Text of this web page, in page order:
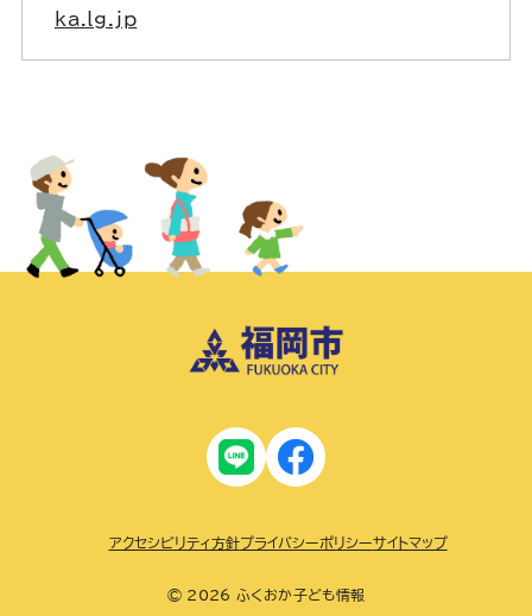
ka.lg.jp
© 2026 ふくおか子ども情報
アクセシビリティ方針プライバシーポリシーサイトマップ